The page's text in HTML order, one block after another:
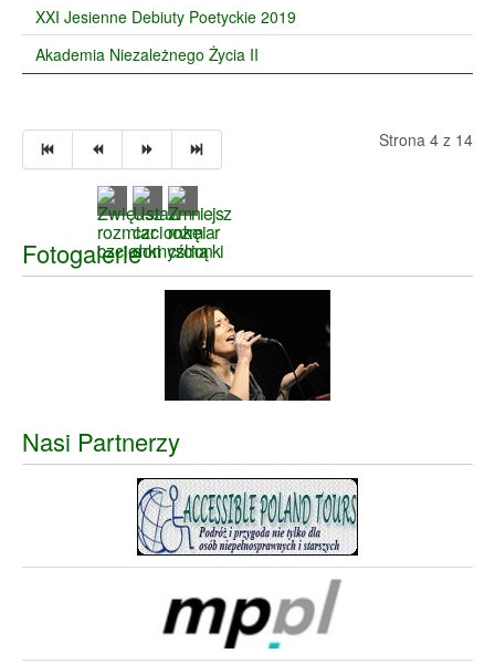
XXI Jesienne Debiuty Poetyckie 2019
Akademia Niezależnego Życia II
Strona 4 z 14
Fotogalerie
Nasi Partnerzy